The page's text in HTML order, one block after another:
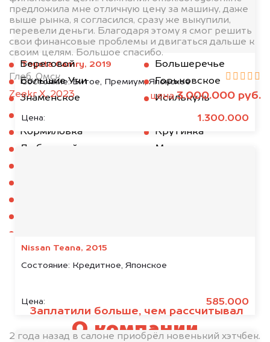
Toyota Camry, 2019
Состояние:Битое, Премиум, Японское
Цена: 1.300.000
Nissan Teana, 2015
Состояние: Кредитное, Японское
Цена: 585.000
предложила мне отличную цену за машину, даже
выше рынка, я согласился, сразу же выкупили,
перевели деньги. Благодаря этому я смог решить
свои финансовые проблемы и двигаться дальше к
своим целям. Большое спасибо.
Глеб, Омск
Zeekr X, 2023
цена3.000.000 руб.
Заплатили больше, чем рассчитывал
2 года назад в салоне приобрёл новенький хэтчбек.
Береговой
Большеречье
Большие Уки
Горьковское
Знаменское
Исилькуль
Калачинск
Колосовка
Кормиловка
Крутинка
Любинский
Марьяновка
Саргатское
Таврическое
Тара
Усть-Ишим
Шербакуль
О компании